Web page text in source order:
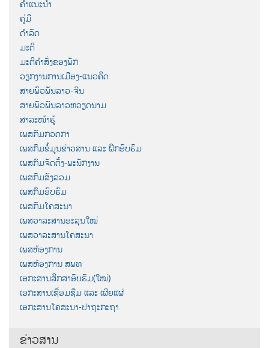
ຄຳແນະນຳ
ຄູ່ມື
ດຳລັດ
ມະຕິ
ມະຕິຄຳສັ່ງຂອງພັກ
ວຽກງານການເມືອງ-ແນວຄິດ
ສາຍພົວພັນລາວ-ຈີນ
ສາຍພົວພັນລາວຫວຽດນາມ
ສາລະໜ້າຮູ້
ເພສກົມກວດກາ
ເພສກົມຂໍ້ມູນຂ່າວສານ ແລະ ຝຶກອົບຮົມ
ເພສກົມຈັດຕັ້ງ-ພະນັກງານ
ເພສກົມສັງລວມ
ເພສກົມອົບຮົມ
ເພສກົມໂຄສະນາ
ເພສວາລະສານອະລຸນໃໝ່
ເພສວາລະສານໂຄສະນາ
ເພສຫ້ອງການ
ເພສຫ້ອງການ ສພທ
ເອກະສານສຶກສາອົບຮົມ(ໃໝ່)
ເອກະສານເຊື່ອມຊືມ ແລະ ເຜີຍແຜ່
ເອກະສານໂຄສະນາ-ປາຖະກະຖາ
ຂ່າວສານ